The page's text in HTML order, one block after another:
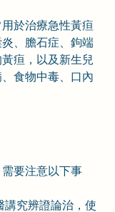
於治療急性黃疸
、膽石症、鉤端
疸，以及新生兒
食物中毒、口內
要注意以下事
講究辨證論治，使